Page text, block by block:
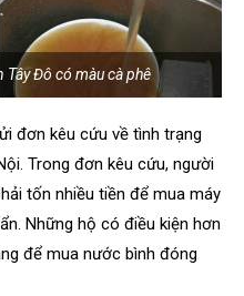
Tây Đô có màu cà phê
đơn kêu cứu về tình trạng
Trong đơn kêu cứu, người
tốn nhiều tiền để mua máy
Những hộ có điều kiện hơn
để mua nước bình đóng